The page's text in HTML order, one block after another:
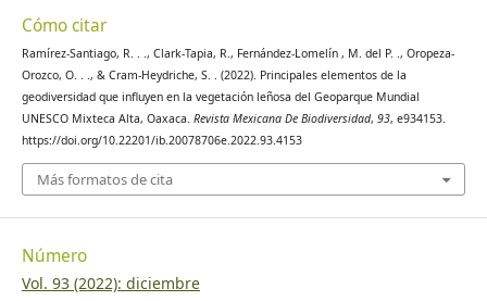
e infección por muérdago en Sierra Fría, Aguascalientes,
México. Madera y Bosques, 17, 19–33.
Conabio (Comisión Nacional para el Conocimiento de la
Biodiversidad) (1998). Conjunto de datos vectoriales Climas.
Continuo Nacional escala 1:1,000,000. México. Recuperado
el 10 de marzo de 2021 de:
Díaz, V. Sosa, J. y Pérez, D. (2012). Distribución y abundancia
de las especies arbóreas y arbustivas en la Sierra Fria,
Cómo citar
Ramírez-Santiago, R. . ., Clark-Tapia, R., Fernández-Lomelín , M. del P. ., Oropeza-
Orozco, O. . ., & Cram-Heydriche, S. . (2022). Principales elementos de la
geodiversidad que influyen en la vegetación leñosa del Geoparque Mundial
UNESCO Mixteca Alta, Oaxaca. Revista Mexicana De Biodiversidad, 93, e934153.
https://doi.org/10.22201/ib.20078706e.2022.93.4153
Más formatos de cita
Número
Vol. 93 (2022): diciembre